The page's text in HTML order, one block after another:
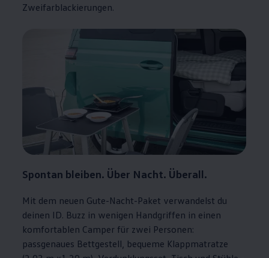
Zweifarblackierungen.
Spontan bleiben. Über Nacht. Überall.
Mit dem neuen Gute-Nacht-Paket verwandelst du
deinen ID. Buzz in wenigen Handgriffen in einen
komfortablen Camper für zwei Personen:
passgenaues Bettgestell, bequeme Klappmatratze